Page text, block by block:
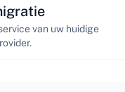
van uw huidige